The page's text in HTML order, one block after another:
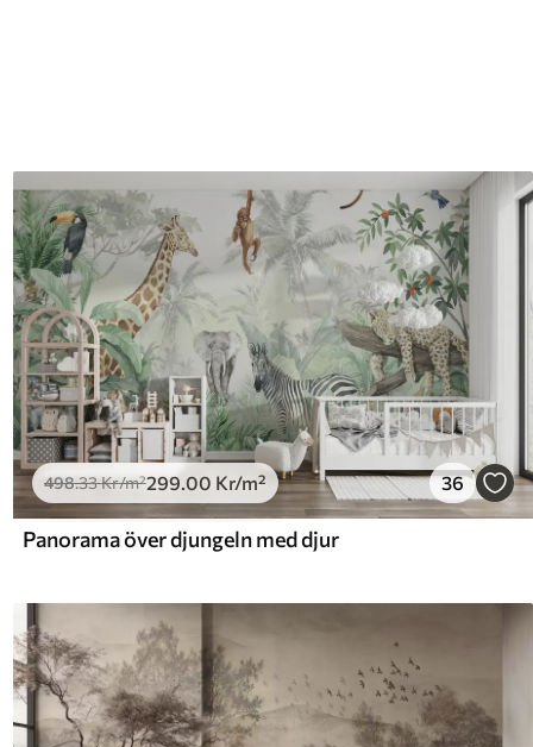
498.33Kr/m²299 .00 Kr/m² 36
Panorama över djungeln med djur